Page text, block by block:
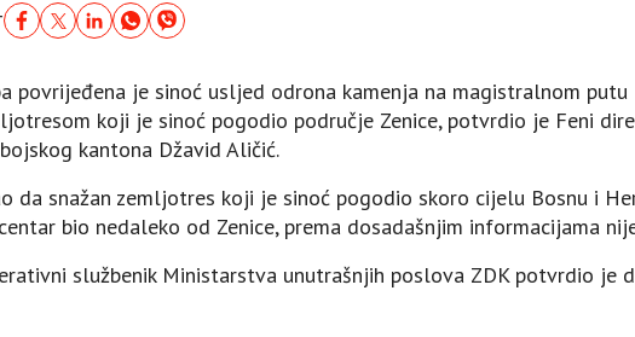
povrijeđena je sinoć usljed odrona kamenja na magistralnom
koji je sinoć pogodio područje Zenice, potvrdio je Feni
kantona Džavid Aličić.
da snažan zemljotres koji je sinoć pogodio skoro cijelu Bosnu i
bio nedaleko od Zenice, prema dosadašnjim informacijama
službenik Ministarstva unutrašnjih poslova ZDK potvrdio je